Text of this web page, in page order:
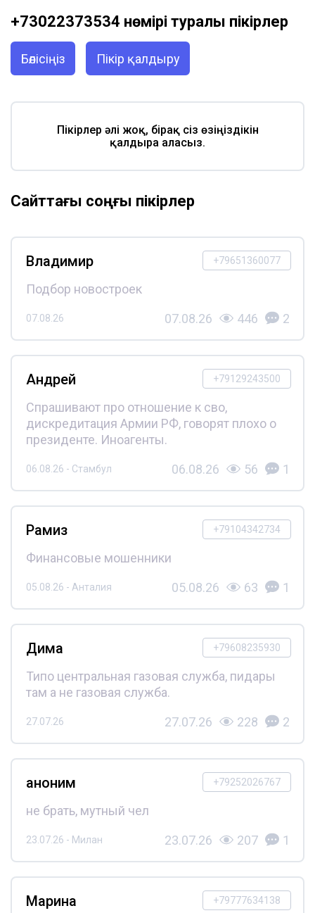
+73022373534 нөмірі туралы пікірлер
Бөлісіңіз Пікір қалдыру
Пікірлер әлі жоқ, бірақ сіз өзіңіздікін
қалдыра аласыз.
Сайттағы соңғы пікірлер
+79651360077
Владимир
Подбор новостроек
07.08.26 07.08.26 446 2
+79129243500
Андрей
Спрашивают про отношение к сво,
дискредитация Армии РФ, говорят плохо о
президенте. Иноагенты.
06.08.26 - Стамбул 06.08.26 56 1
+79104342734
Рамиз
Финансовые мошенники
05.08.26 - Анталия 05.08.26 63 1
+79608235930
Дима
Типо центральная газовая служба, пидары
там а не газовая служба.
27.07.26 27.07.26 228 2
+79252026767
аноним
не брать, мутный чел
23.07.26 - Милан 23.07.26 207 1
+79777634138
Марина